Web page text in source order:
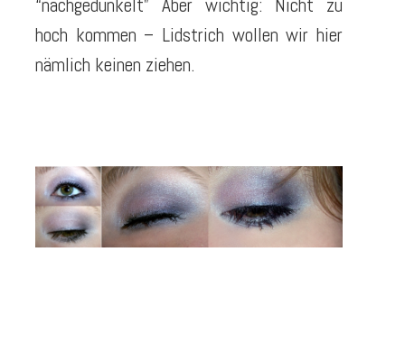
“nachgedunkelt” Aber wichtig: Nicht zu
hoch kommen – Lidstrich wollen wir hier
nämlich keinen ziehen.